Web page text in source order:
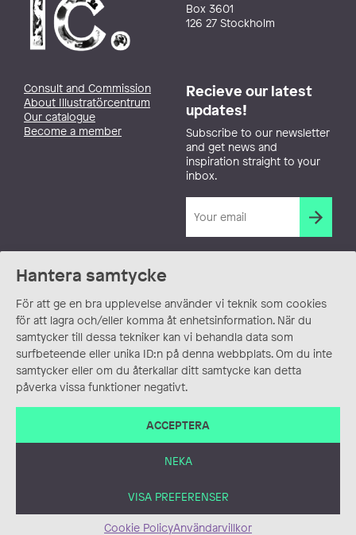
Hantera samtycke
För att ge en bra upplevelse använder vi teknik som cookies
för att lagra och/eller komma åt enhetsinformation. När du
samtycker till dessa tekniker kan vi behandla data som
surfbeteende eller unika ID:n på denna webbplats. Om du inte
samtycker eller om du återkallar ditt samtycke kan detta
påverka vissa funktioner negativt.
ACCEPTERA
NEKA
VISA PREFERENSER
Cookie PolicyAnvändarvillkor
Box 3601
126 27 Stockholm
Consult and Commission
About Illustratörcentrum
Our catalogue
Become a member
Recieve our latest
updates!
Subscribe to our newsletter
and get news and
inspiration straight to your
inbox.
ANVÄNDARVILLKOR